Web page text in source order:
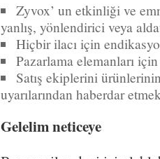
Zyvox’ un etkinliği ve
yanlış, yönlendirici veya
Hiçbir ilacı için
Pazarlama elemanları
Satış ekiplerini
uyarılarından haberdar
Gelelim neticeye